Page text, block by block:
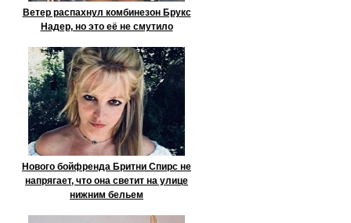
Ветер распахнул комбинезон Брукс
Надер, но это её не смутило
Нового бойфренда Бритни Спирс не
напрягает, что она светит на улице
нижним бельем